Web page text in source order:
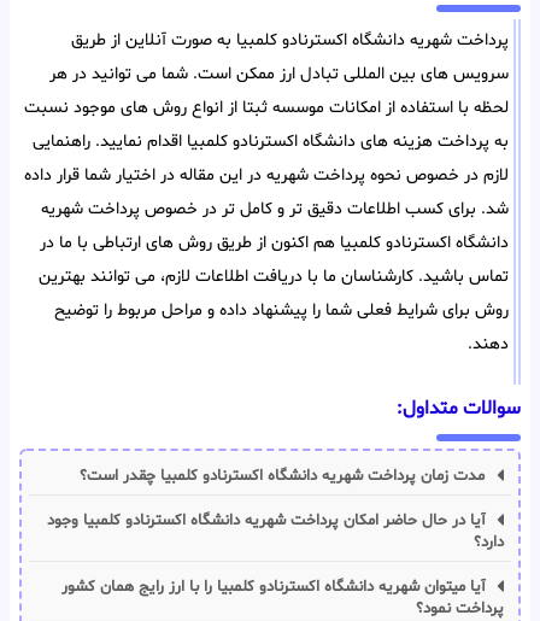
پرداخت شهریه دانشگاه اکسترنادو کلمبیا به صورت آنلاین از طریق
سرویس های بین المللی تبادل ارز ممکن است. شما می توانید در هر
لحظه با استفاده از امکانات موسسه ثبتا از انواع روش های موجود نسبت
به پرداخت هزینه های دانشگاه اکسترنادو کلمبیا اقدام نمایید. راهنمایی
لازم در خصوص نحوه پرداخت شهریه در این مقاله در اختیار شما قرار داده
شد. برای کسب اطلاعات دقیق تر و کامل تر در خصوص پرداخت شهریه
دانشگاه اکسترنادو کلمبیا هم اکنون از طریق روش های ارتباطی با ما در
تماس باشید. کارشناسان ما با دریافت اطلاعات لازم، می توانند بهترین
روش برای شرایط فعلی شما را پیشنهاد داده و مراحل مربوط را توضیح
دهند.
سوالات متداول:
مدت زمان پرداخت شهریه دانشگاه اکسترنادو کلمبیا چقدر است؟
آیا در حال حاضر امکان پرداخت شهریه دانشگاه اکسترنادو کلمبیا وجود
دارد؟
آیا میتوان شهریه دانشگاه اکسترنادو کلمبیا را با ارز رایج همان کشور
پرداخت نمود؟